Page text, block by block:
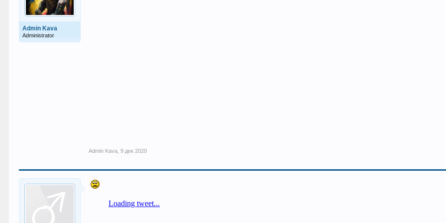
Admin Kava
Administrator
Admin Kava 9 дек 2020